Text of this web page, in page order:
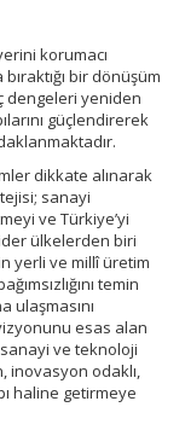
korumacı
bir dönüşüm
dengeleri yeniden
güçlendirerek
dikkate alınarak
sanayi
ve Türkiye’yi
ülkelerden biri
yerli ve millî üretim
temin
esas alan
ve teknoloji
inovasyon odaklı,
haline getirmeye